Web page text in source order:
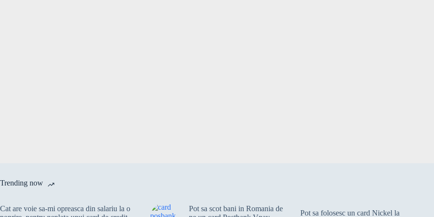
Trending now
Cat are voie sa-mi opreasca din salariu la o
Pot sa scot bani in Romania de
Pot sa folosesc un card Nickel la